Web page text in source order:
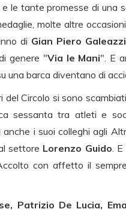
le tante promesse di una
molte altre
di Gian Piero Galeazzi
genere "Via le Mani". E
una barca diventano di
del Circolo si sono
sessanta tra atleti e
anche i suoi colleghi agli
settore Lorenzo Guido.
con affetto il
Patrizio De Lucia,